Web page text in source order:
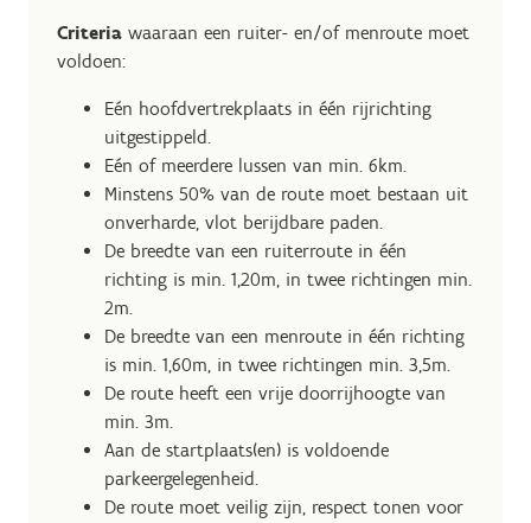
Criteria waaraan een ruiter- en/of menroute moet
voldoen:
Eén hoofdvertrekplaats in één rijrichting
uitgestippeld.
Eén of meerdere lussen van min. 6km.
Minstens 50% van de route moet bestaan uit
onverharde, vlot berijdbare paden.
De breedte van een ruiterroute in één
richting is min. 1,20m, in twee richtingen min.
2m.
De breedte van een menroute in één richting
is min. 1,60m, in twee richtingen min. 3,5m.
De route heeft een vrije doorrijhoogte van
min. 3m.
Aan de startplaats(en) is voldoende
parkeergelegenheid.
De route moet veilig zijn, respect tonen voor